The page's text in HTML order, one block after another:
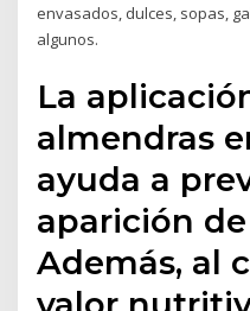
envasados, dulces, sopas,
algunos.
La
almendras
ayuda a
aparición
Además, al